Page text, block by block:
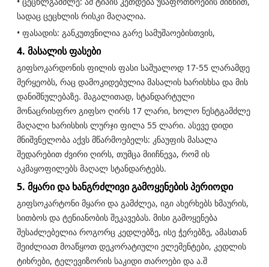
სადაც ცეცხლის რისკი მაღალია.
• ფასადის: განკუთვნილია გარე სამუშაოებისთვის,
4. მასალის ფასები
გიფსოკარდონის ფილის ფასი საშუალოდ 17-55 ლარამდე
მერყეობს, რაც დამოკიდებულია მასალის ხარისხსა და მის
დანიშნულებაზე. მაგალითად, სტანდარტული
მონაცრისფრო გიფსო ღირს 17 ლარი, ხოლო ნესტგამძლე
მაღალი ხარისხის ლურჯი ფილა 55 ლარი. ასევე დიდი
მნიშვნელობა აქვს მწარმოებელს: კნაუფის მასალა
შედარებით ძვირი ღირს, თუმცა მიიჩნევა, რომ ის
აკმაყოფილებს მაღალ სტანდარტებს.
5. მყარი და ხანგრძლივი გამოყენების პერიოდი
გიფსოკარტონი მყარი და გამძლეა, იგი ახერხებს ხმაურის,
სითბოს და ტენიანობის შეკავებას. მისი გამოყენება
შესაძლებელია როგორც კედლებზე, ისე ჭერებზე, ამასთან
შეიძლიათ მოაწყოთ დეკორატიული ელემენტები, კედლის
ტიხრები, ტელევიზორის საკიდი თაროები და ა.შ